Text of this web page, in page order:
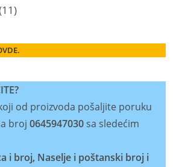
1111
od proizvoda pošaljite poruku
broj0645947030sa sledećim
i broj, Naselje i poštanski broj i